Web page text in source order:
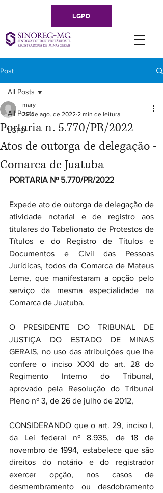
LGPD
Post
All Posts
LGPD
All Posts
Portaria n. 5.770/PR/2022 -
Atos de outorga de delegação -
Comarca de Juatuba
mary
29 de ago. de 2022 2 min de leitura
PORTARIA Nº 5.770/PR/2022
Expede ato de outorga de delegação de
atividade notarial e de registro aos
titulares do Tabelionato de Protestos de
Títulos e do Registro de Títulos e
Documentos e Civil das Pessoas
Jurídicas, todos da Comarca de Mateus
Leme, que manifestaram a opção pelo
serviço da mesma especialidade na
Comarca de Juatuba.
O PRESIDENTE DO TRIBUNAL DE
JUSTIÇA DO ESTADO DE MINAS
GERAIS, no uso das atribuições que lhe
confere o inciso XXXI do art. 28 do
Regimento Interno do Tribunal,
aprovado pela Resolução do Tribunal
Pleno nº 3, de 26 de julho de 2012,
CONSIDERANDO que o art. 29, inciso I,
da Lei federal nº 8.935, de 18 de
novembro de 1994, estabelece que são
direitos do notário e do registrador
exercer opção, nos casos de
desmembramento ou desdobramento